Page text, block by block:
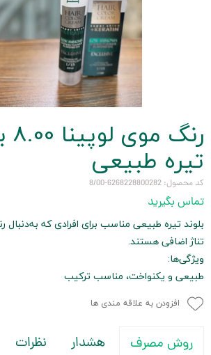
تیره طبیعی
کد محصول: 6268228800282-8/00
تماس بگیرید
بلوند تیره طبیعی مناسب برای افرادی که به‌دنبال
تناژ اضافی هستند.
ویژگی‌ها:
طبیعی و یکنواخت، مناسب ترکیب
افزودن به علاقه مندی ها
روش مصرف هشدار نظرات